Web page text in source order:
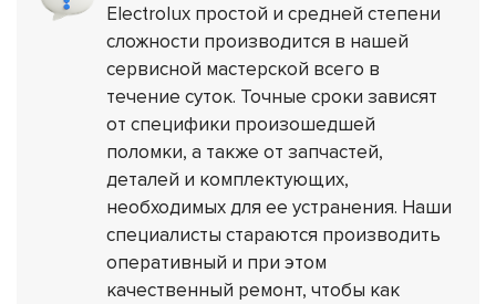
Electrolux простой и средней степени
сложности производится в нашей
сервисной мастерской всего в
течение суток. Точные сроки зависят
от специфики произошедшей
поломки, а также от запчастей,
деталей и комплектующих,
необходимых для ее устранения. Наши
специалисты стараются производить
оперативный и при этом
качественный ремонт, чтобы как